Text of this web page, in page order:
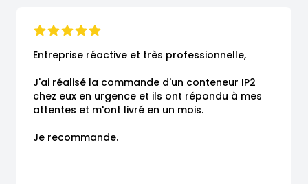
Entreprise réactive et très professionnelle,
J'ai réalisé la commande d'un conteneur IP2
chez eux en urgence et ils ont répondu à mes
attentes et m'ont livré en un mois.
Je recommande.